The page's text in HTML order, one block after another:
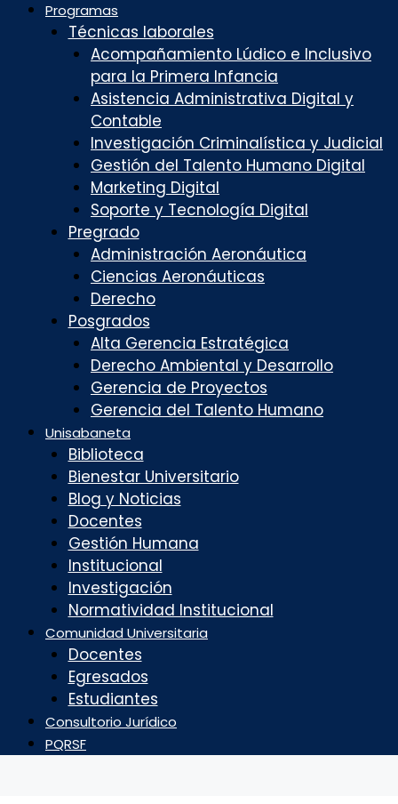
Programas
Técnicas laborales
Acompañamiento Lúdico e Inclusivo
para la Primera Infancia
Asistencia Administrativa Digital y
Contable
Investigación Criminalística y Judicial
Gestión del Talento Humano Digital
Marketing Digital
Soporte y Tecnología Digital
Pregrado
Administración Aeronáutica
Ciencias Aeronáuticas
Derecho
Posgrados
Alta Gerencia Estratégica
Derecho Ambiental y Desarrollo
Gerencia de Proyectos
Gerencia del Talento Humano
Unisabaneta
Biblioteca
Bienestar Universitario
Blog y Noticias
Docentes
Gestión Humana
Institucional
Investigación
Normatividad Institucional
Comunidad Universitaria
Docentes
Egresados
Estudiantes
Consultorio Jurídico
PQRSF